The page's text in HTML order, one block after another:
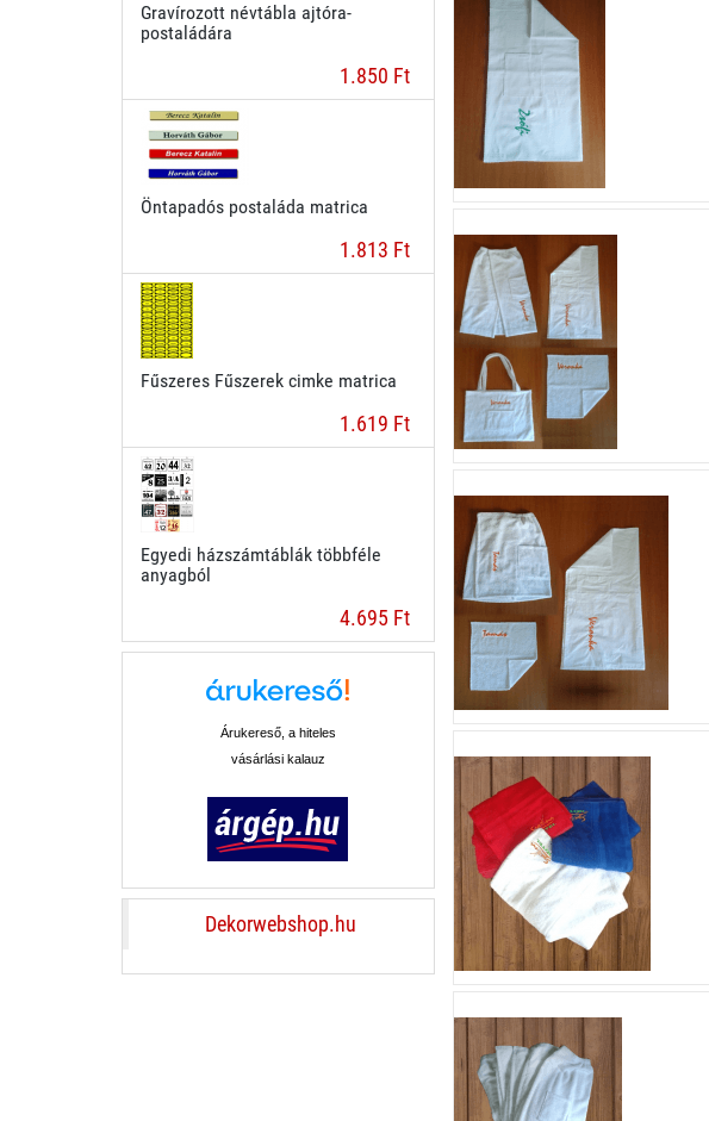
Gravírozott névtábla ajtóra-
postaládára
1.850 Ft
Öntapadós postaláda matrica
1.813 Ft
Fűszeres Fűszerek cimke matrica
1.619 Ft
Egyedi házszámtáblák többféle
anyagból
4.695 Ft
Árukereső, a hiteles
vásárlási kalauz
Dekorwebshop.hu